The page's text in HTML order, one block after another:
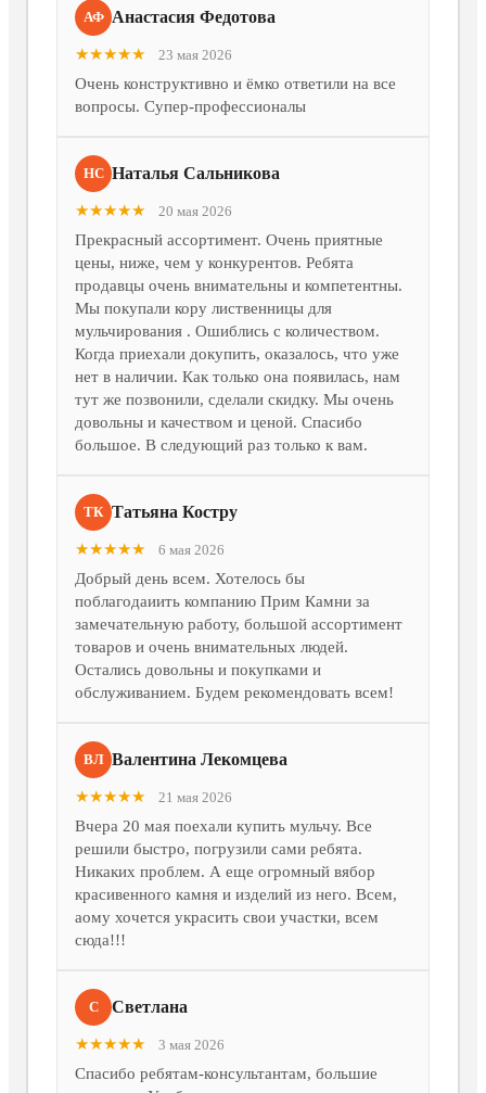
АФ Анастасия Федотова
★★★★★ 23 мая 2026
Очень конструктивно и ёмко ответили на все
вопросы. Супер-профессионалы
НС Наталья Сальникова
★★★★★ 20 мая 2026
Прекрасный ассортимент. Очень приятные
цены, ниже, чем у конкурентов. Ребята
продавцы очень внимательны и компетентны.
Мы покупали кору лиственницы для
мульчирования . Ошиблись с количеством.
Когда приехали докупить, оказалось, что уже
нет в наличии. Как только она появилась, нам
тут же позвонили, сделали скидку. Мы очень
довольны и качеством и ценой. Спасибо
большое. В следующий раз только к вам.
ТК Татьяна Костру
★★★★★ 6 мая 2026
Добрый день всем. Хотелось бы
поблагодаиить компанию Прим Камни за
замечательную работу, большой ассортимент
товаров и очень внимательных людей.
Остались довольны и покупками и
обслуживанием. Будем рекомендовать всем!
ВЛ Валентина Лекомцева
★★★★★ 21 мая 2026
Вчера 20 мая поехали купить мульчу. Все
решили быстро, погрузили сами ребята.
Никаких проблем. А еще огромный вябор
красивенного камня и изделий из него. Всем,
аому хочется украсить свои участки, всем
сюда!!!
С Светлана
★★★★★ 3 мая 2026
Спасибо ребятам-консультантам, большие